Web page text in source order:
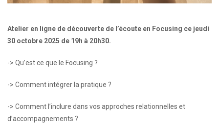
Atelier en ligne de découverte de l’écoute en Focusing ce jeudi
30 octobre 2025 de 19h à 20h30.
-> Qu’est ce que le Focusing ?
-> Comment intégrer la pratique ?
-> Comment l’inclure dans vos approches relationnelles et
d’accompagnements ?